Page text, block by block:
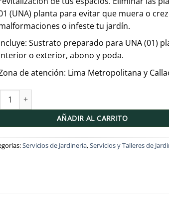
(UNA) planta para evitar que muera o
o infeste tu jardín.
Sustrato preparado para UNA (01)
o exterior, abono y poda.
de atención: Lima Metropolitana y
de plantas + Eliminación de plagas
AÑADIR AL CARRITO
Servicios de Jardinería,Servicios y Talleres de